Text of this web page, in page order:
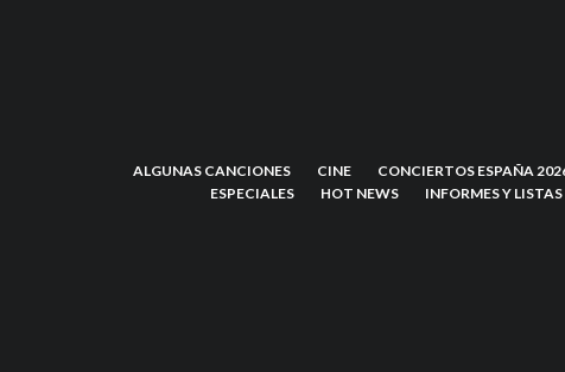
ALGUNAS CANCIONES CINE CONCIERTOS ESPAÑA
ESPECIALES
HOT NEWS INFORMES Y LISTAS